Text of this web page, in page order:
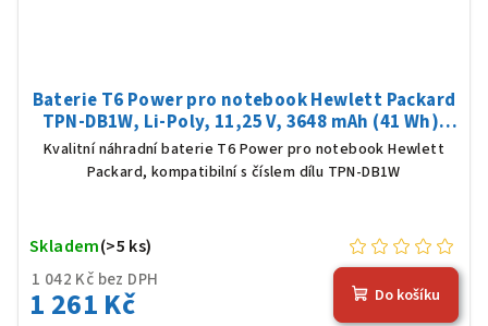
Baterie T6 Power pro notebook Hewlett Packard
TPN-DB1W, Li-Poly, 11,25 V, 3648 mAh (41 Wh),
černá
Kvalitní náhradní baterie T6 Power pro notebook Hewlett
Packard, kompatibilní s číslem dílu TPN-DB1W
1 042 Kč bez DPH
1 261 Kč
Skladem(>5 ks)
Do košíku